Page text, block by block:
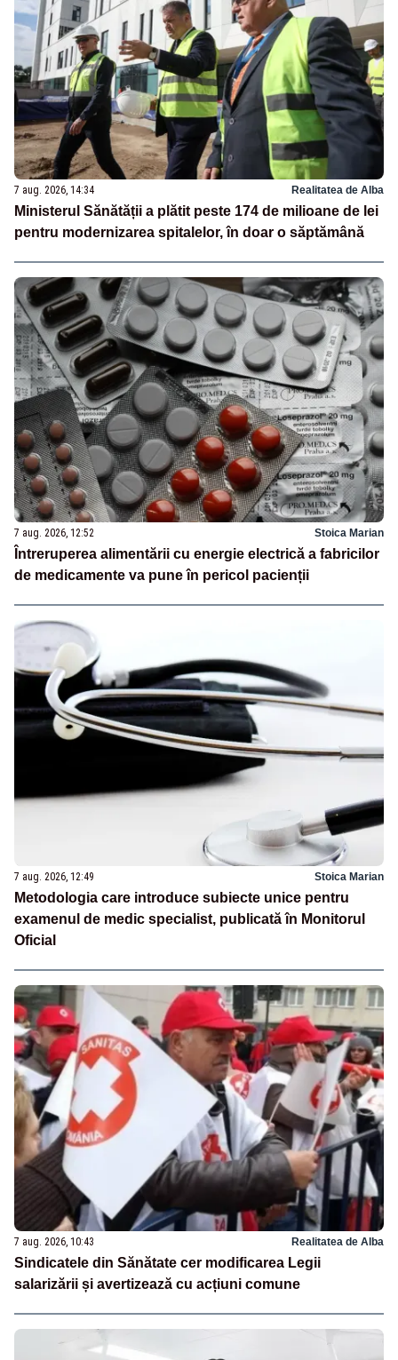
7 aug. 2026, 14:34 Realitatea de Alba
Ministerul Sănătății a plătit peste 174 de milioane de lei
pentru modernizarea spitalelor, în doar o săptămână
7 aug. 2026, 12:52 Stoica Marian
Întreruperea alimentării cu energie electrică a fabricilor
de medicamente va pune în pericol pacienții
7 aug. 2026, 12:49 Stoica Marian
Metodologia care introduce subiecte unice pentru
examenul de medic specialist, publicată în Monitorul
Oficial
7 aug. 2026, 10:43 Realitatea de Alba
Sindicatele din Sănătate cer modificarea Legii
salarizării și avertizează cu acțiuni comune